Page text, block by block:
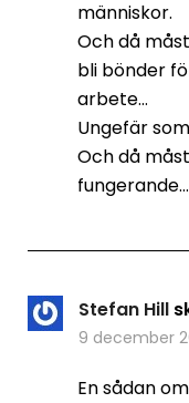
människor.
Och då
bli bönder
arbete…
Ungefär
Och då
fungerande…
Stefan Hill
9 december
En sådan